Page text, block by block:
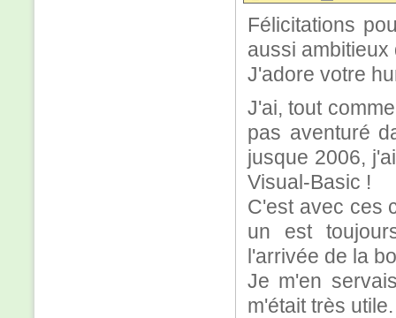
Félicitations
aussi ambitieux
J'adore votre
J'ai, tout
pas aventuré
jusque 2006,
Visual-Basic !
C'est avec ces
un est
l'arrivée de la
Je m'en
m'était très utile.